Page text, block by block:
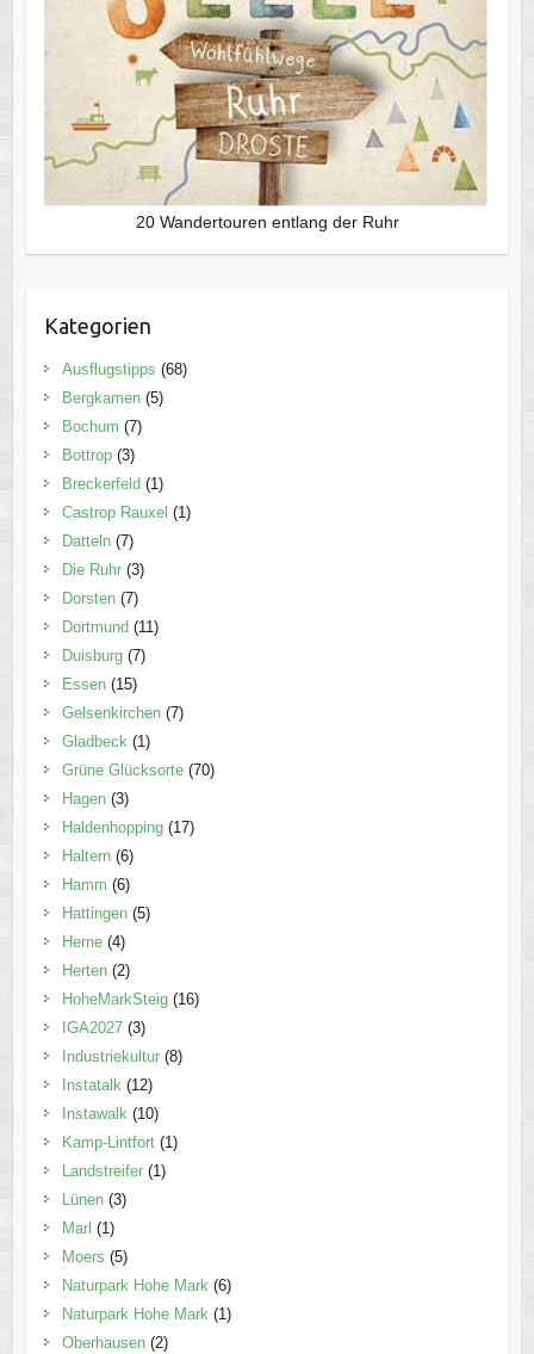
20 Wandertouren entlang der Ruhr
Kategorien
Ausflugstipps (68)
Bergkamen(5)
Bochum (7)
Bottrop(3)
Breckerfeld (1)
Castrop Rauxel (1)
Datteln(7)
Die Ruhr(3)
Dorsten(7)
Dortmund (11)
Duisburg(7)
Essen(15)
Gelsenkirchen(7)
Gladbeck(1)
Grüne Glücksorte(70)
Hagen(3)
Haldenhopping(17)
Haltern(6)
Hamm (6)
Hattingen(5)
Herne(4)
Herten(2)
HoheMarkSteig(16)
IGA2027(3)
Industriekultur(8)
Instatalk(12)
Instawalk(10)
Kamp-Lintfort(1)
Landstreifer(1)
Lünen(3)
Marl (1)
Moers (5)
Naturpark Hohe Mark(6)
Naturpark Hohe Mark(1)
Oberhausen(2)